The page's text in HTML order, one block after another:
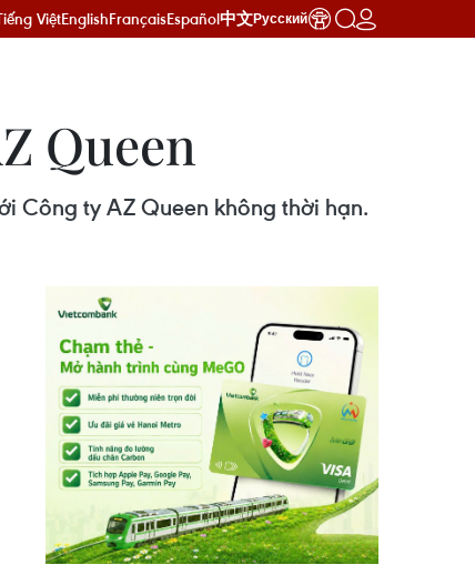
ViệtEnglishFrançaisEspañol中文Русский
Queen
Công ty AZ Queen không thời hạn.